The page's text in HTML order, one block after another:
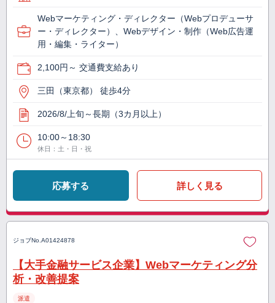
Webマーケティング・ディレクター（Webプロデューサ
ー・ディレクター）、Webデザイン・制作（Web広告運
用・編集・ライター）
2,100円～ 交通費支給あり
三田（東京都） 徒歩4分
2026/8/上旬～長期（3カ月以上）
10:00～18:30
休日：土・日・祝
応募する 詳しく見る
ジョブNo. A01424878
【大手金融サービス企業】Webマーケティング分
析・改善提案
派遣